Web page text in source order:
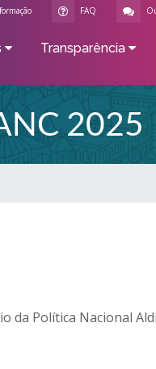
FAQ
Transparência
2025
da Política Nacional